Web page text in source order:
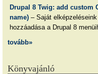
Drupal 8 Twig: add custom
name)– Saját
hozzáadása a Drupal 8
tovább»
Könyvajánló